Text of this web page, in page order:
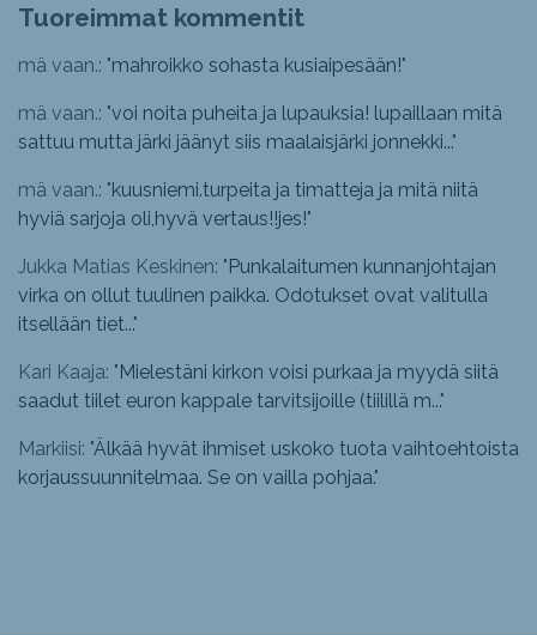
Tuoreimmat kommentit
mä vaan.: "mahroikko sohasta kusiaipesään!"
mä vaan.: "voi noita puheita ja lupauksia! lupaillaan mitä
sattuu mutta järki jäänyt siis maalaisjärki jonnekki..."
mä vaan.: "kuusniemi.turpeita ja timatteja ja mitä niitä
hyviä sarjoja oli,hyvä vertaus!!jes!"
Jukka Matias Keskinen: "Punkalaitumen kunnanjohtajan
virka on ollut tuulinen paikka. Odotukset ovat valitulla
itsellään tiet..."
Kari Kaaja: "Mielestäni kirkon voisi purkaa ja myydä siitä
saadut tiilet euron kappale tarvitsijoille (tiilillä m..."
Markiisi: "Älkää hyvät ihmiset uskoko tuota vaihtoehtoista
korjaussuunnitelmaa. Se on vailla pohjaa."